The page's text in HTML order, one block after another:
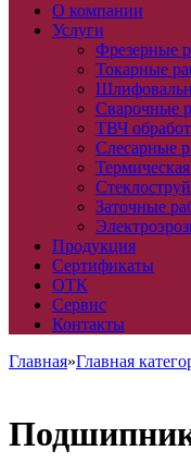
О компании
Услуги
Фрезерные
Токарные
Сварочные
ТВЧ
Слесарные
Заточные
Продукция
Сертификаты
ОТК
Сервис
Контакты
Главная»Главная